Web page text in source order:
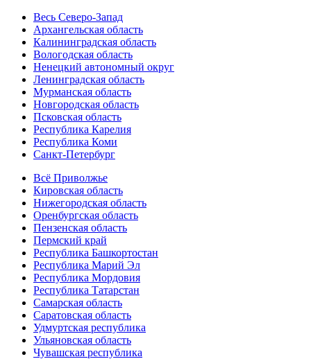
Весь Северо-Запад
Архангельская область
Калининградская область
Вологодская область
Ненецкий автономный округ
Ленинградская область
Мурманская область
Новгородская область
Псковская область
Республика Карелия
Республика Коми
Санкт-Петербург
Всё Приволжье
Кировская область
Нижегородская область
Оренбургская область
Пензенская область
Пермский край
Республика Башкортостан
Республика Марий Эл
Республика Мордовия
Республика Татарстан
Самарская область
Саратовская область
Удмуртская республика
Ульяновская область
Чувашская республика